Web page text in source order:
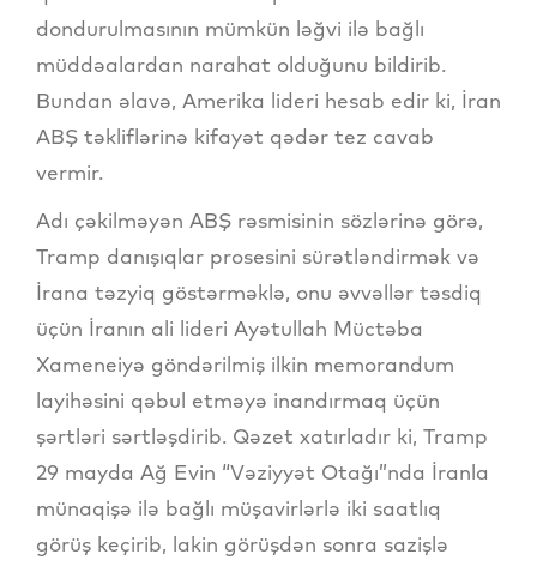
dondurulmasının mümkün ləğvi ilə bağlı
müddəalardan narahat olduğunu bildirib.
Bundan əlavə, Amerika lideri hesab edir ki, İran
ABŞ təkliflərinə kifayət qədər tez cavab
vermir.
Adı çəkilməyən ABŞ rəsmisinin sözlərinə görə,
Tramp danışıqlar prosesini sürətləndirmək və
İrana təzyiq göstərməklə, onu əvvəllər təsdiq
üçün İranın ali lideri Ayətullah Müctəba
Xameneiyə göndərilmiş ilkin memorandum
layihəsini qəbul etməyə inandırmaq üçün
şərtləri sərtləşdirib. Qəzet xatırladır ki, Tramp
29 mayda Ağ Evin “Vəziyyət Otağı”nda İranla
münaqişə ilə bağlı müşavirlərlə iki saatlıq
görüş keçirib, lakin görüşdən sonra sazişlə